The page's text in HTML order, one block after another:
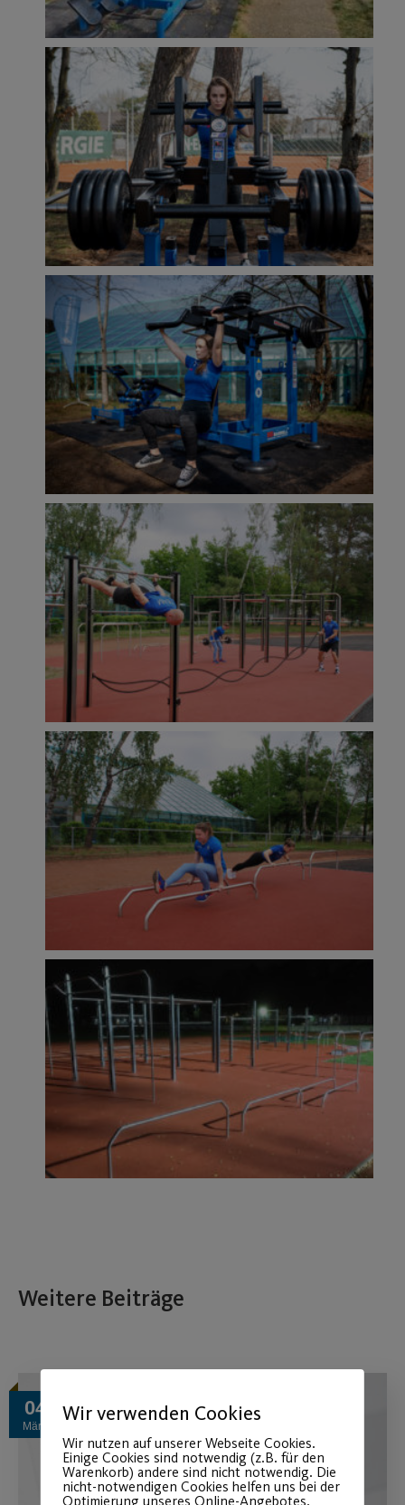
Weitere Beiträge
04
März
Wir verwenden Cookies
Wir nutzen auf unserer Webseite Cookies.
Einige Cookies sind notwendig (z.B. für den
Warenkorb) andere sind nicht notwendig. Die
nicht-notwendigen Cookies helfen uns bei der
Optimierung unseres Online-Angebotes,